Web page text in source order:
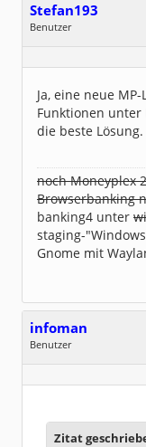
Stefan193
Benutzer
Dabei seit:
09 / 2017
Ja, eine neue
Funktionen
die beste Lösung.
noch Moneyplex
Browserbanking
banking4 unter
staging-
Gnome mit
infoman
Benutzer
Geschlecht:
Dabei seit:
06 / 2008
Zitat